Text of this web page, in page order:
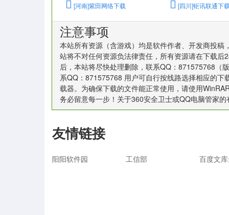
[河南]紫田网络下载
[四川]钜讯联通下
注意事项
本站所有资源（含游戏）均是软件作者、开发商投
站将不对任何资源负法律责任，所有资源请在下载
后，本站将尽快处理删除，联系QQ：871575768（
系QQ：871575768 用户可自行按线路选择相应的
载器。为确保下载的文件能正常使用，请使用
务必留意每一步！关于360安全卫士或QQ电脑管家
友情链接
阳阳软件园 工信部 百度文